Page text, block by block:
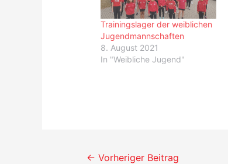
Trainingslager der weiblichen
Jugendmannschaften
8. August 2021
In "Weibliche Jugend"
Beitrags-
← Vorheriger Beitrag